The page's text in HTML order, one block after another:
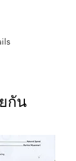
กัน